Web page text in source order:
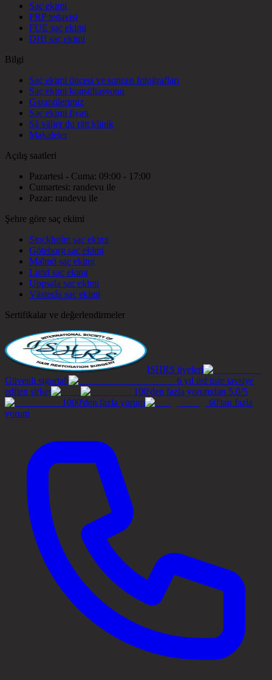
Saç ekimi
PRP tedavisi
FUE saç ekimi
DHI saç ekimi
Bilgi
Saç ekimi öncesi ve sonrası fotoğrafları
Saç ekimi konsültasyonu
Garantilerimiz
Saç ekimi fiyatı
Så väljer du rätt klinik
Makaleler
Açılış saatleri
Pazartesi - Cuma: 09:00 - 17:00
Cumartesi: randevu ile
Pazar: randevu ile
Şehre göre saç ekimi
Stockholm saç ekimi
Göteborg saç ekimi
Malmö saç ekimi
Lund saç ekimi
Uppsala saç ekimi
Västerås saç ekimi
Sertifikalar ve değerlendirmeler
ISHRS üyeleri
Güvenli sigortalı
6 yıl üst üste tavsiye
edilen şirket
100'den fazla yorumdan 5.0/5
1000'den fazla yorum
60'tan fazla
yorum